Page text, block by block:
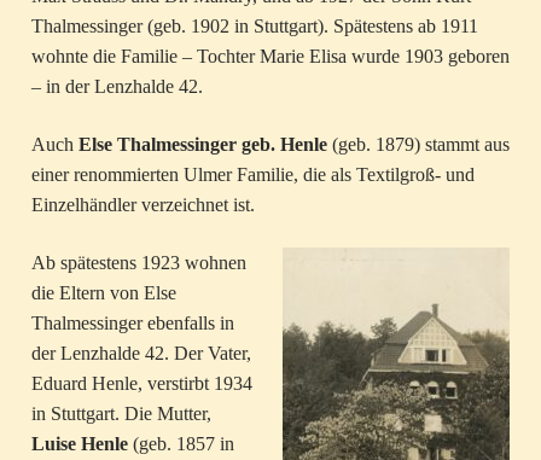
Thalmessinger (geb. 1902 in Stuttgart). Spätestens ab 1911
wohnte die Familie – Tochter Marie Elisa wurde 1903 geboren
– in der Lenzhalde 42.
Auch Else Thalmessinger geb. Henle (geb. 1879) stammt aus
einer renommierten Ulmer Familie, die als Textilgroß- und
Einzelhändler verzeichnet ist.
Ab spätestens 1923 wohnen
die Eltern von Else
Thalmessinger ebenfalls in
der Lenzhalde 42. Der Vater,
Eduard Henle, verstirbt 1934
in Stuttgart. Die Mutter,
Luise Henle (geb. 1857 in